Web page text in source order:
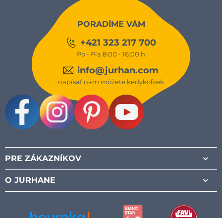
PORADÍME VÁM
+421 323 217 700
Po - Pia 8:00 - 16:00 h
info@jurhan.com
napísať nám môžete kedykoľvek
PRE ZÁKAZNÍKOV
O JURHANE